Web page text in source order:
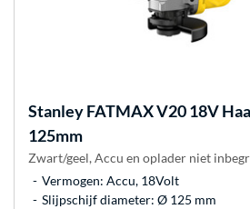
StanleyFATMAX V20 18V
125mm
Zwart/geel, Accu en oplader niet
Vermogen: Accu, 18Volt
Slijpschijf diameter: Ø 125 mm